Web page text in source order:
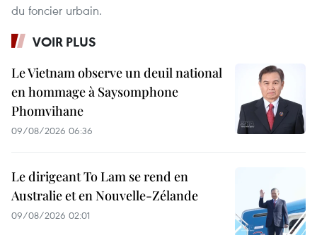
du foncier urbain.
VOIR PLUS
Le Vietnam observe un deuil national
en hommage à Saysomphone
Phomvihane
09/08/2026 06:36
Le dirigeant To Lam se rend en
Australie et en Nouvelle-Zélande
09/08/2026 02:01